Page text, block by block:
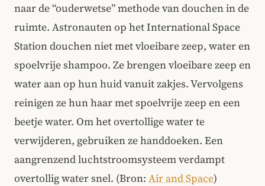
naar de “ouderwetse” methode van douchen in de
ruimte. Astronauten op het International Space
Station douchen niet met vloeibare zeep, water en
spoelvrije shampoo. Ze brengen vloeibare zeep en
water aan op hun huid vanuit zakjes. Vervolgens
reinigen ze hun haar met spoelvrije zeep en een
beetje water. Om het overtollige water te
verwijderen, gebruiken ze handdoeken. Een
aangrenzend luchtstroomsysteem verdampt
overtollig water snel. (Bron: Air and Space)